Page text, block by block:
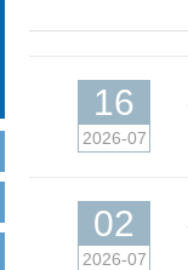
16
2026-07
02
2026-07